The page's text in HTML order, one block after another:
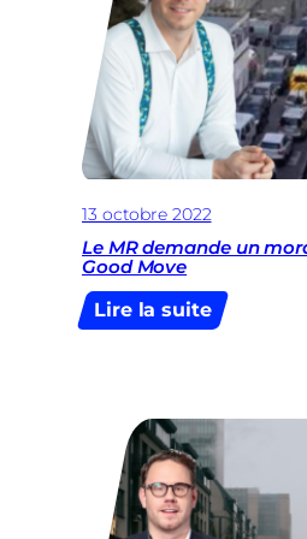
Spéciale
Uber
13 octobre 2022
Le MR demande un
Good Move
Lire la suite:
Le
un
moratoire
au
plan
Good